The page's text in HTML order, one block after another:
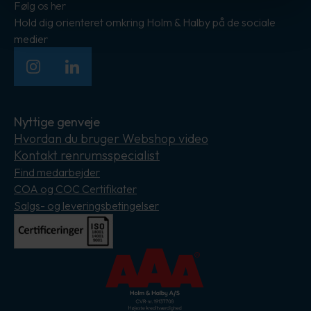
Følg os her
Hold dig orienteret omkring Holm & Halby på de sociale
medier
InstagramLinkedIn
Nyttige genveje
Hvordan du bruger Webshop video
Kontakt renrumsspecialist
Find medarbejder
COA og COC Certifikater
Salgs- og leveringsbetingelser